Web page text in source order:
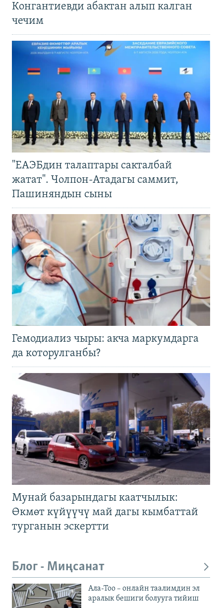
Конгантиевди абактан алып калган
чечим
"ЕАЭБдин талаптары сакталбай
жатат". Чолпон-Атадагы саммит,
Пашиняндын сыны
Гемодиализ чыры: акча маркумдарга
да которулганбы?
Мунай базарындагы каатчылык:
Өкмөт күйүүчү май дагы кымбаттай
турганын эскертти
Блог - Миңсанат
Ала-Тоо – онлайн таалимдин эл
аралык бешиги болууга тийиш